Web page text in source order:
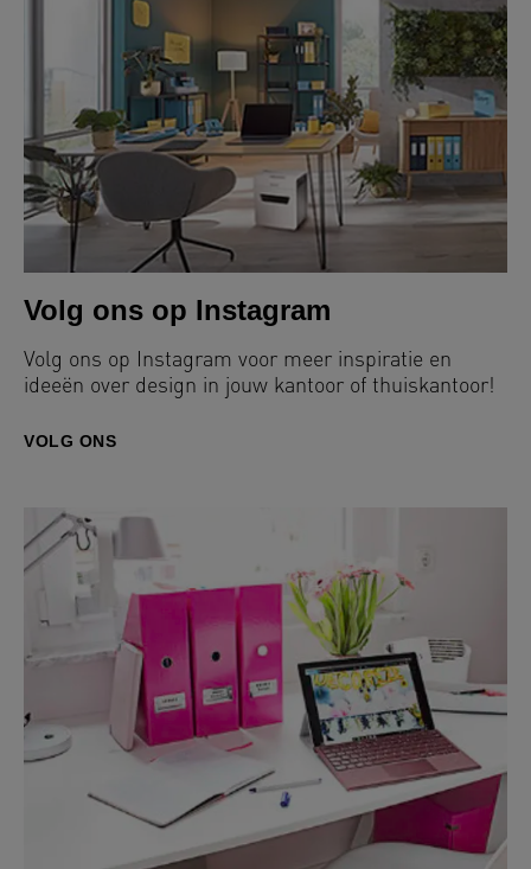
Volg ons op Instagram
Volg ons op Instagram voor meer inspiratie en
ideeën over design in jouw kantoor of thuiskantoor!
VOLG ONS